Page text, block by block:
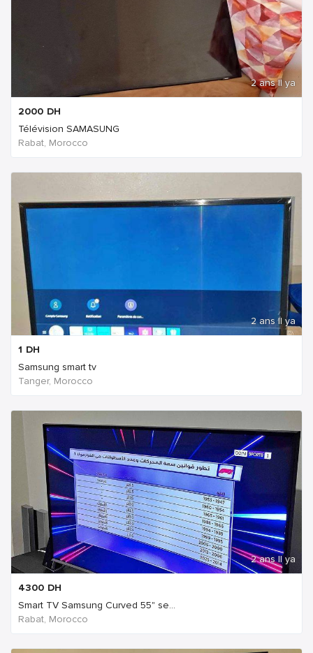
2 ans Il ya
2000 DH
Télévision SAMASUNG
Rabat, Morocco
2 ans Il ya
1 DH
Samsung smart tv
Tanger, Morocco
2 ans Il ya
4300 DH
Smart TV Samsung Curved 55" se...
Rabat, Morocco